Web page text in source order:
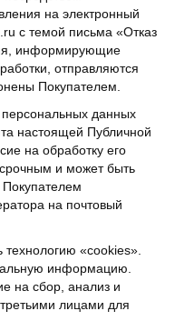
на электронный
с темой письма «Отказ
информирующие
отправляются
Покупателем.
персональных данных
настоящей Публичной
на обработку его
и может быть
на почтовый
технологию «cookies».
информацию.
на сбор, анализ и
лицами для